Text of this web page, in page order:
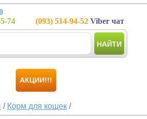
74 (093) 514-94-52 Viber чат
НАЙТИ
АКЦИИ!!!
/ Корм для кошек /